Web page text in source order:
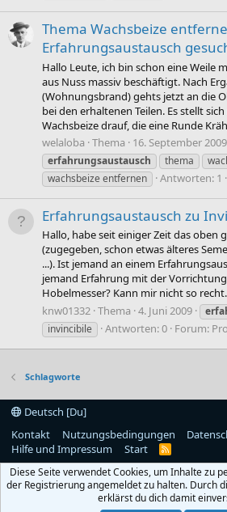
Thema Wachsbeize
Erfahrungsaustausch
Hallo Leute, ich bin schon eine Weile
aus Nuss massiv beschäftigt. Nach
(Wohnungsbrand) gehts jetzt an die
bei den erhaltenen Teilen. Es stellt
Wachsbeize drauf, die eine Runde
welaloba Thema 16. September 2009
erfahrungsaustausch
thema
wachsbeize entfernen
Antworten: 1
Erfahrungsaustausch zu
Hallo, habe seit einiger Zeit das oben
(zugegeben, schon etwas älteres
...). Ist jemand an einem
jemand Erfahrung mit der
Hobelmesser? Kann mir nicht so
knw01332 Thema 4. Juni 2009
invincibile
Antworten: 0 Forum:
Schlagworte
Deutsch [Du]
Kontakt
Nutzungsbedingungen
Hilfe und Impressum
Start
R
S
Diese Seite verwendet Cookies, um Inhalte zu
der Registrierung angemeldet zu halten. Durch
erklärst du dich damit